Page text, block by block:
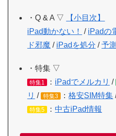
・Q & A ▽
【小目次】
iPad動かない！
/ iPadの
ド邪魔 / iPadを処分 /予
・特集 ▽
特集1 ： iPadでメルカリ /
リ / 特集3 ：格安SIM特集
特集5 ：中古iPad情報